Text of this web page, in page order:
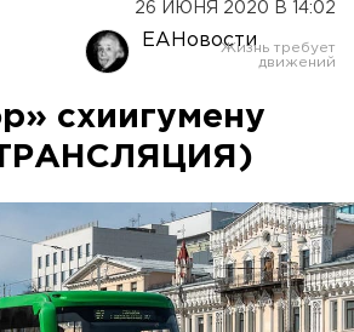
Оренбург
26 ИЮНЯ 2020 В 14:02
ЕАНовости
схиигумену